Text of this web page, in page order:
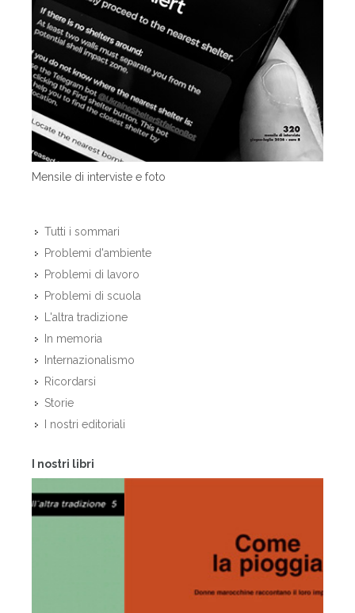
Mensile di interviste e foto
Tutti i sommari
Problemi d'ambiente
Problemi di lavoro
Problemi di scuola
L'altra tradizione
In memoria
Internazionalismo
Ricordarsi
Storie
I nostri editoriali
I nostri libri